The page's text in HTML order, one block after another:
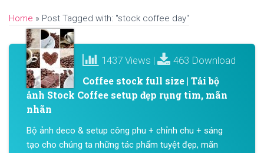
Home » Post Tagged with: "stock coffee day"
1437 Views | 463 Download
Coffee stock full size | Tải bộ
ảnh Stock Coffee setup đẹp rụng tim, mãn
nhãn
Bộ ảnh deco & setup công phu + chỉnh chu + sáng
tạo cho chúng ta những tác phẩm tuyệt đẹp, mãn